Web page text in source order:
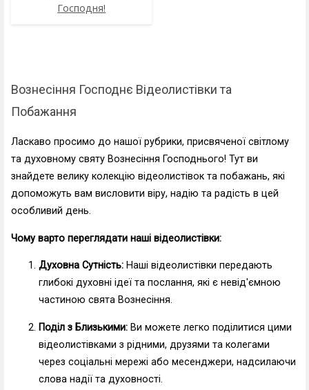
Господня!
Вознесіння Господнє Відеолистівки та
Побажання
Ласкаво просимо до нашої рубрики, присвяченої світлому
та духовному святу Вознесіння Господнього! Тут ви
знайдете велику колекцію відеолистівок та побажань, які
допоможуть вам висловити віру, надію та радість в цей
особливий день.
Чому варто переглядати наші відеолистівки:
Духовна Сутність: Наші відеолистівки передають
глибокі духовні ідеї та послання, які є невід'ємною
частиною свята Вознесіння.
Поділ з Близькими: Ви можете легко поділитися цими
відеолистівками з рідними, друзями та колегами
через соціальні мережі або месенджери, надсилаючи
слова надії та духовності.